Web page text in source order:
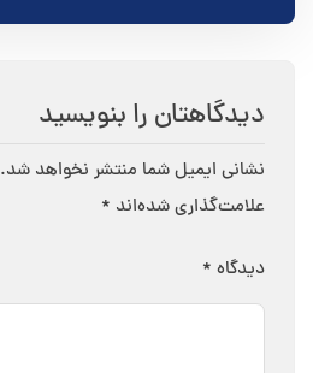
دیدگاهتان را بنویسید
نشانی ایمیل شما منتشر نخواهد شد.
علامت‌گذاری شده‌اند *
دیدگاه *